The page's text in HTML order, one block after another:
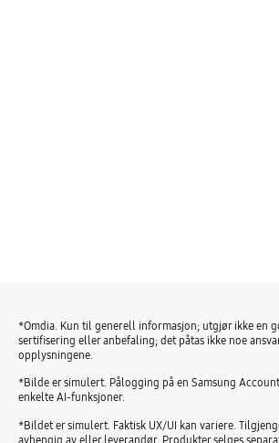
*Omdia. Kun til generell informasjon; utgjør ikke en
sertifisering eller anbefaling; det påtas ikke noe
opplysningene.
*Bilde er simulert. Pålogging på en Samsung
enkelte AI-funksjoner.
*Bildet er simulert. Faktisk UX/UI kan variere.
avhengig av eller leverandør. Produkter selges